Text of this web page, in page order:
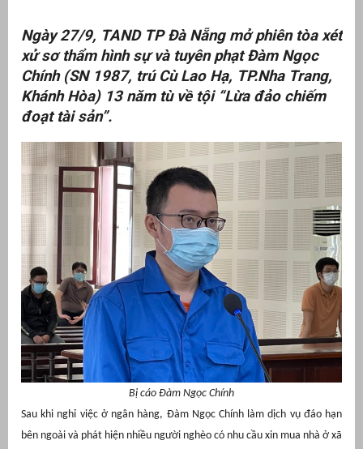
Ngày 27/9, TAND TP Đà Nẵng mở phiên tòa xét
xử sơ thẩm hình sự và tuyên phạt Đàm Ngọc
Chính (SN 1987, trú Cù Lao Hạ, TP.Nha Trang,
Khánh Hòa) 13 năm tù về tội “Lừa đảo chiếm
đoạt tài sản”.
Bị cáo Đàm Ngọc Chính
Sau khi nghỉ việc ở ngân hàng, Đàm Ngọc Chính làm dịch vụ đáo hạn
bên ngoài và phát hiện nhiều người nghèo có nhu cầu xin mua nhà ở xã